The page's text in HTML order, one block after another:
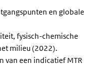
en globale
fysisch-chemische
milieu (2022).
van een indicatief MTR